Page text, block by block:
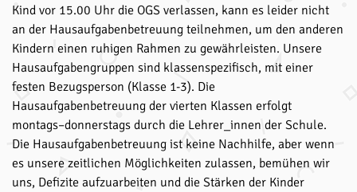
Kind vor 15.00 Uhr die OGS verlassen, kann es leider nicht
an der Hausaufgabenbetreuung teilnehmen, um den anderen
Kindern einen ruhigen Rahmen zu gewährleisten. Unsere
Hausaufgabengruppen sind klassenspezifisch, mit einer
festen Bezugsperson (Klasse 1-3). Die
Hausaufgabenbetreuung der vierten Klassen erfolgt
montags–donnerstags durch die Lehrer_innen der Schule.
Die Hausaufgabenbetreuung ist keine Nachhilfe, aber wenn
es unsere zeitlichen Möglichkeiten zulassen, bemühen wir
uns, Defizite aufzuarbeiten und die Stärken der Kinder